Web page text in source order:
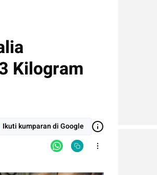
Kilogram
Ikuti kumparan di Google